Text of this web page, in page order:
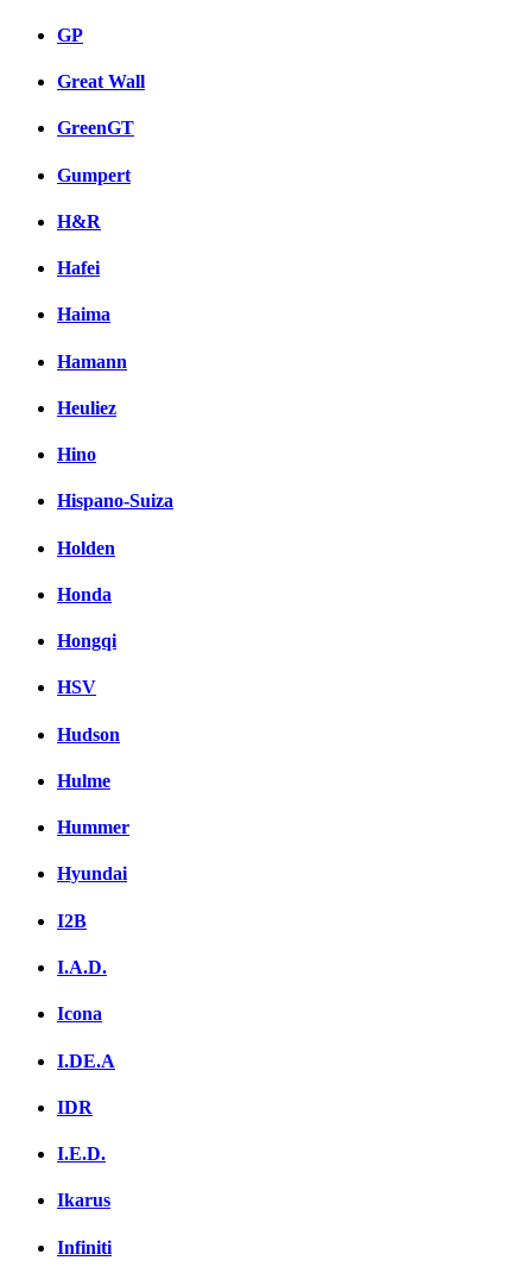
GP
Great Wall
GreenGT
Gumpert
H&R
Hafei
Haima
Hamann
Heuliez
Hino
Hispano-Suiza
Holden
Honda
Hongqi
HSV
Hudson
Hulme
Hummer
Hyundai
I2B
I.A.D.
Icona
I.DE.A
IDR
I.E.D.
Ikarus
Infiniti